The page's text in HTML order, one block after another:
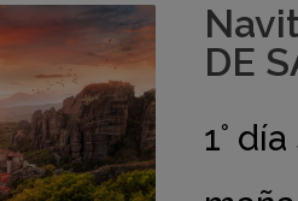
DE
1°